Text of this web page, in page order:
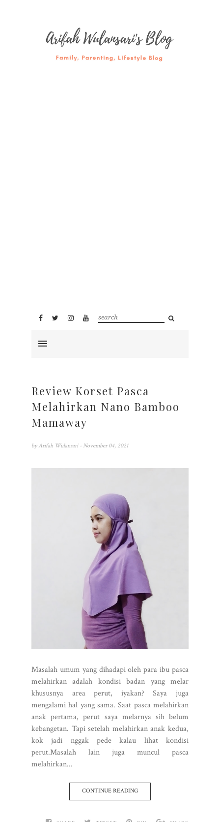
Review Korset Pasca
Melahirkan Nano Bamboo
Mamaway
by Arifah Wulansari - November 04, 2021
Masalah umum yang dihadapi oleh para ibu pasca
melahirkan adalah kondisi badan yang melar
khususnya area perut, iyakan? Saya juga
mengalami hal yang sama. Saat pasca melahirkan
anak pertama, perut saya melarnya sih belum
kebangetan. Tapi setelah melahirkan anak kedua,
kok jadi nggak pede kalau lihat kondisi
perut.Masalah lain juga muncul pasca
melahirkan...
CONTINUE READING